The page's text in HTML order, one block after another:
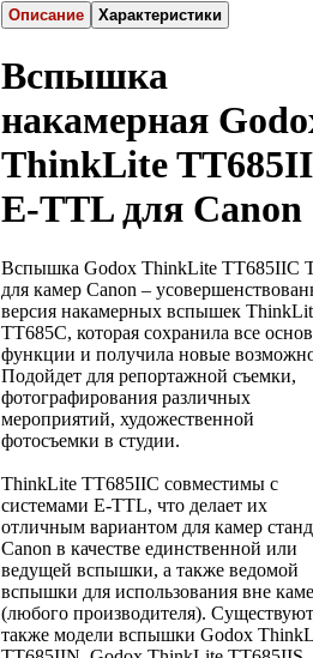
Описание Характеристики
Вспышка
накамерная
ThinkLite
E-TTL для Canon
Вспышка Godox ThinkLite TT685IIC
для камер Canon –
версия накамерных вспышек
TT685C, которая сохранила все
функции и получила новые
Подойдет для репортажной съемки,
фотографирования различных
мероприятий, художественной
фотосъемки в студии.
ThinkLite TT685IIC совместимы с
системами Е-TTL, что делает их
отличным вариантом для камер
Canon в качестве единственной или
ведущей вспышки, а также ведомой
вспышки для использования вне
(любого производителя). Существуют
также модели вспышки Godox